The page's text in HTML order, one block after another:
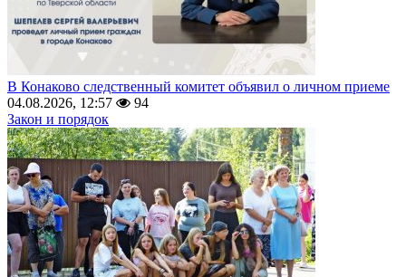
В Конаково следственный комитет объявил о личном приеме
04.08.2026, 12:57
94
Закон и порядок